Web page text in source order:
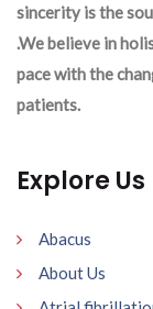
sincerity is the
.We believe in
pace with the
patients.
Explore Us
Abacus
About Us